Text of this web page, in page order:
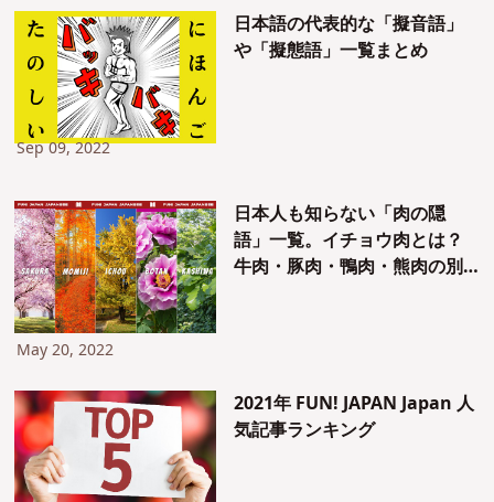
日本語の代表的な「擬音語」
や「擬態語」一覧まとめ
Sep 09, 2022
日本人も知らない「肉の隠
語」一覧。イチョウ肉とは？
牛肉・豚肉・鴨肉・熊肉の別
May 20, 2022
2021年 FUN! JAPAN Japan 人
気記事ランキング